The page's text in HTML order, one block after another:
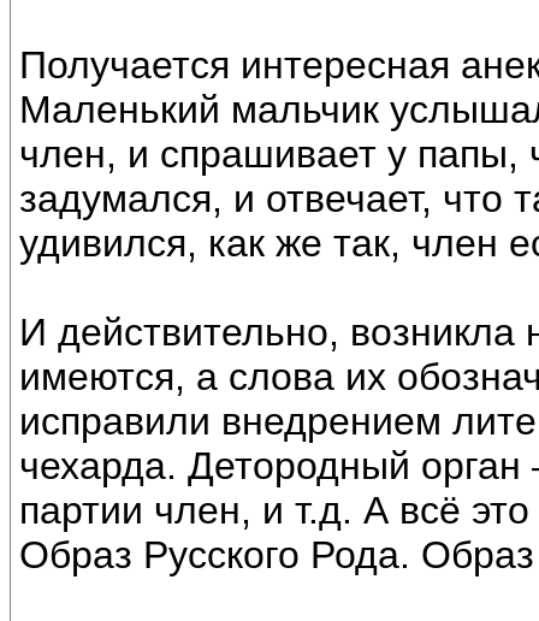
Получается интересная
Маленький мальчик
член, и спрашивает у папы,
задумался, и отвечает, что
удивился, как же так, член
И действительно, возникла
имеются, а слова их
исправили внедрением
чехарда. Детородный орган
партии член, и т.д. А всё
Образ Русского Рода.